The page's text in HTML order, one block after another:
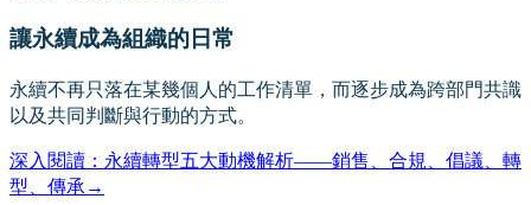
讓永續成為組織的日常
永續不再只落在某幾個人的工作清單，而逐步成為跨部門共識
以及共同判斷與行動的方式。
深入閱讀：永續轉型五大動機解析——銷售、合規、倡議、轉
型、傳承 →